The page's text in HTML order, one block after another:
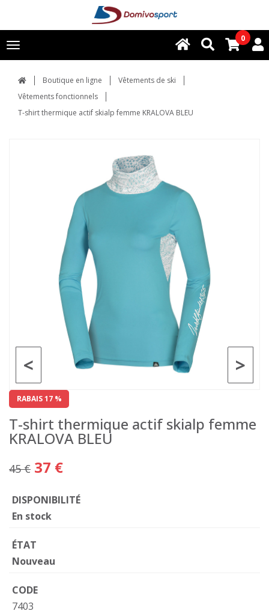
Toggle
navigation
0
Boutique en ligne
Vêtements de ski
Vêtements fonctionnels
T-shirt thermique actif skialp femme KRALOVA BLEU
>
<
RABAIS 17 %
T-shirt thermique actif skialp femme
KRALOVA BLEU
45 € 37 €
DISPONIBILITÉ
En stock
ÉTAT
Nouveau
CODE
7403